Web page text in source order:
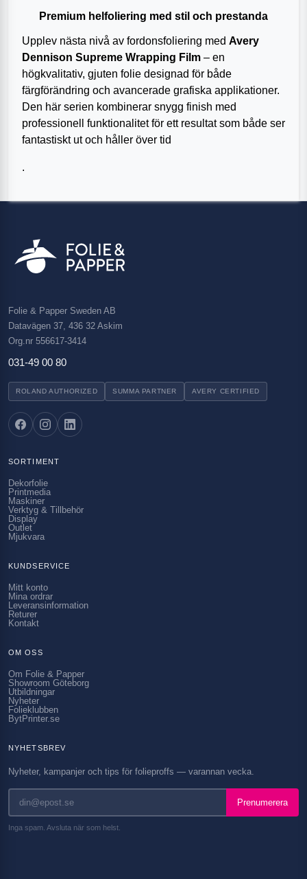
Premium helfoliering med stil och prestanda
Upplev nästa nivå av fordonsfoliering med Avery
Dennison Supreme Wrapping Film – en
högkvalitativ, gjuten folie designad för både
färgförändring och avancerade grafiska applikationer.
Den här serien kombinerar snygg finish med
professionell funktionalitet för ett resultat som både ser
fantastiskt ut och håller över tid
.
Folie & Papper Sweden AB
Datavägen 37, 436 32 Askim
Org.nr 556617-3414
031-49 00 80
ROLAND AUTHORIZED SUMMA PARTNER AVERY CERTIFIED
SORTIMENT
Dekorfolie
Printmedia
Maskiner
Verktyg & Tillbehör
Display
Outlet
Mjukvara
KUNDSERVICE
Mitt konto
Mina ordrar
Leveransinformation
Returer
Kontakt
OM OSS
Om Folie & Papper
Showroom Göteborg
Utbildningar
Nyheter
Folieklubben
BytPrinter.se
NYHETSBREV
Nyheter, kampanjer och tips för folieproffs — varannan vecka.
Prenumerera
Inga spam. Avsluta när som helst.